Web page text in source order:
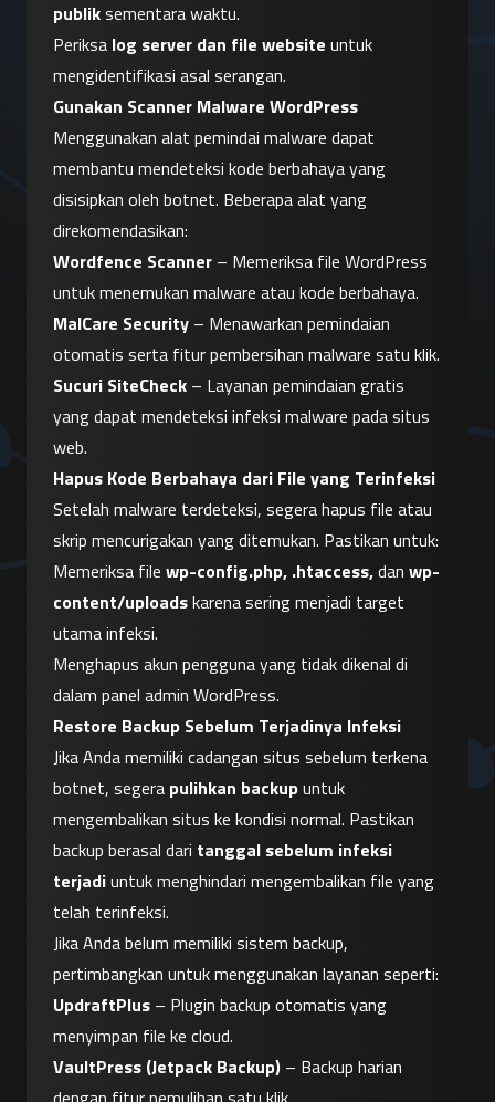
publik sementara waktu.
Periksa log server dan file website untuk
mengidentifikasi asal serangan.
Gunakan Scanner Malware WordPress
Menggunakan alat pemindai malware dapat
membantu mendeteksi kode berbahaya yang
disisipkan oleh botnet. Beberapa alat yang
direkomendasikan:
Wordfence Scanner – Memeriksa file WordPress
untuk menemukan malware atau kode berbahaya.
MalCare Security – Menawarkan pemindaian
otomatis serta fitur pembersihan malware satu klik.
Sucuri SiteCheck – Layanan pemindaian gratis
yang dapat mendeteksi infeksi malware pada situs
web.
Hapus Kode Berbahaya dari File yang Terinfeksi
Setelah malware terdeteksi, segera hapus file atau
skrip mencurigakan yang ditemukan. Pastikan untuk:
Memeriksa file wp-config.php, .htaccess, dan wp-
content/uploads karena sering menjadi target
utama infeksi.
Menghapus akun pengguna yang tidak dikenal di
dalam panel admin WordPress.
Restore Backup Sebelum Terjadinya Infeksi
Jika Anda memiliki cadangan situs sebelum terkena
botnet, segera pulihkan backup untuk
mengembalikan situs ke kondisi normal. Pastikan
backup berasal dari tanggal sebelum infeksi
terjadi untuk menghindari mengembalikan file yang
telah terinfeksi.
Jika Anda belum memiliki sistem backup,
pertimbangkan untuk menggunakan layanan seperti:
UpdraftPlus – Plugin backup otomatis yang
menyimpan file ke cloud.
VaultPress (Jetpack Backup) – Backup harian